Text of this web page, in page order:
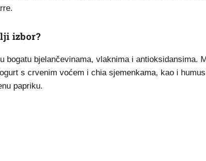
izbor?
bogatu bjelančevinama, vlaknima i antioksidansima.
s crvenim voćem i chia sjemenkama, kao i
papriku.